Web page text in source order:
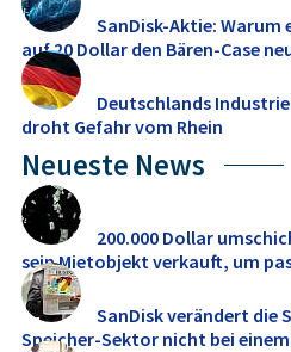
SanDisk-Aktie:
auf 20 Dollar den Bären-Case
Deutschlands
droht Gefahr vom Rhein
Neueste News
200.000 Dollar
sein Mietobjekt verkauft, um
SanDisk verändert die
Speicher-Sektor nicht bei einem